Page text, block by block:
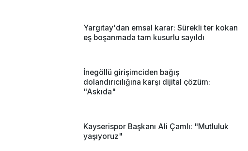
Yargıtay'dan emsal karar: Sürekli ter kokan
eş boşanmada tam kusurlu sayıldı
İnegöllü girişimciden bağış
dolandırıcılığına karşı dijital çözüm:
"Askıda"
Kayserispor Başkanı Ali Çamlı: "Mutluluk
yaşıyoruz"